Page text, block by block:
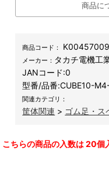
商品に
商品コード：
メーカー： タカチ電機工
JANコード:0
型番/品番:CUBE10-
関連カテゴリ：
筐体関連 > ゴム足・ス
こちらの商品の入数は 20個